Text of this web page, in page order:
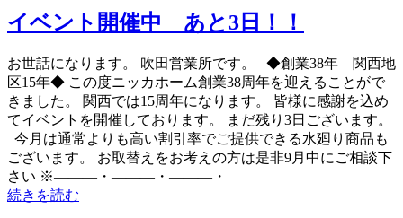
イベント開催中 あと3日！！
お世話になります。 吹田営業所です。 ◆創業38年 関西地
区15年◆ この度ニッカホーム創業38周年を迎えることがで
きました。 関西では15周年になります。 皆様に感謝を込め
てイベントを開催しております。 まだ残り3日ございます。
今月は通常よりも高い割引率でご提供できる水廻り商品も
ございます。 お取替えをお考えの方は是非9月中にご相談下
さい ※―――・―――・―――・
続きを読む